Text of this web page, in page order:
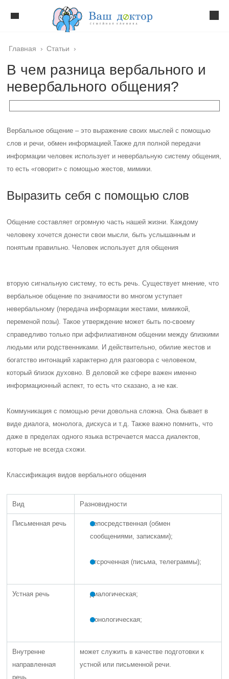
Главная › Статьи ›
В чем разница вербального и
невербального общения?
Вербальное общение – это выражение своих мыслей с помощью
слов и речи, обмен информацией.Также для полной передачи
информации человек использует и невербальную систему общения,
то есть «говорит» с помощью жестов, мимики.
Выразить себя с помощью слов
Общение составляет огромную часть нашей жизни. Каждому
человеку хочется донести свои мысли, быть услышанным и
понятым правильно. Человек использует для общения
вторую сигнальную систему, то есть речь. Существует мнение, что
вербальное общение по значимости во многом уступает
невербальному (передача информации жестами, мимикой,
переменой позы). Такое утверждение может быть по-своему
справедливо только при аффилиативном общении между близкими
людьми или родственниками. И действительно, обилие жестов и
богатство интонаций характерно для разговора с человеком,
который близок духовно. В деловой же сфере важен именно
информационный аспект, то есть что сказано, а не как.
Коммуникация с помощью речи довольна сложна. Она бывает в
виде диалога, монолога, дискуса и т.д. Также важно помнить, что
даже в пределах одного языка встречается масса диалектов,
которые не всегда схожи.
Классификация видов вербального общения
Вид Разновидности
Письменная речь
непосредственная (обмен
сообщениями, записками);
отсроченная (письма, телеграммы);
Устная речь диалогическая;
монологическая;
Внутренне
направленная
речь
может служить в качестве подготовки к
устной или письменной речи.